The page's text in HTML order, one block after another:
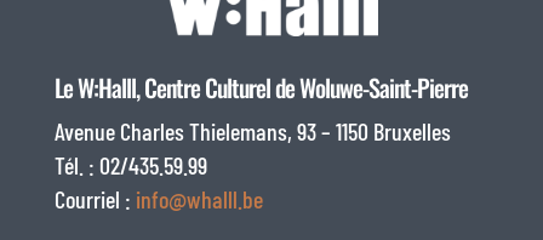
Le W:Halll, Centre Culturel de Woluwe-Saint-Pierre
Avenue Charles Thielemans, 93 – 1150 Bruxelles
Tél. : 02/435.59.99
Courriel : info@whalll.be